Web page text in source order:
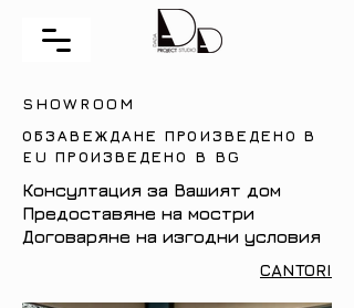
SHOWROOM
ОБЗАВЕЖДАНЕ ПРОИЗВЕДЕНО В
EU ПРОИЗВЕДЕНО В BG
Консултация за Вашият дом
Предоставяне на мостри
Договаряне на изгодни условия
CANTORI